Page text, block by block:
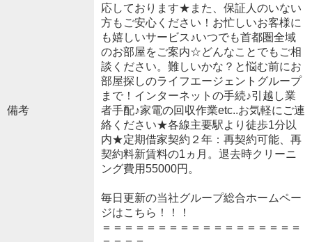
備考
応しております★また、保証人のいない
方もご安心ください！お忙しいお客様に
も嬉しいサービス♪いつでも首都圏全域
のお部屋をご案内☆どんなことでもご相
談ください。難しいかな？と悩む前にお
部屋探しのライフエージェントグループ
まで！インターネットの手続♪引越し業
者手配♪家電の回収作業etc..お気軽にご連
絡ください★各線主要駅より徒歩1分以
内★定期借家契約２年：再契約可能、再
契約料新賃料の1ヵ月。退去時クリーニ
ング費用55000円。
毎日更新の当社グループ総合ホームペー
ジはこちら！！！
＝＝＝＝＝＝＝＝＝＝＝＝＝＝＝＝＝＝